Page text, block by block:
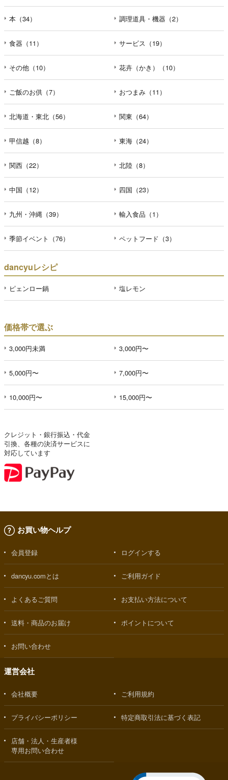
本（34） 調理道具・機器（2）
食器（11） サービス（19）
その他（10） 花卉（かき）（10）
ご飯のお供（7） おつまみ（11）
北海道・東北（56） 関東（64）
甲信越（8） 東海（24）
関西（22） 北陸（8）
中国（12） 四国（23）
九州・沖縄（39） 輸入食品（1）
季節イベント（76） ペットフード（3）
dancyuレシピ
ピェンロー鍋 塩レモン
価格帯で選ぶ
3,000円未満 3,000円〜
5,000円〜 7,000円〜
10,000円〜 15,000円〜
クレジット・銀行振込・代金
引換、各種の決済サービスに
対応しています
お買い物ヘルプ
会員登録 ログインする
dancyu.comとは ご利用ガイド
よくあるご質問 お支払い方法について
送料・商品のお届け ポイントについて
お問い合わせ
運営会社
会社概要 ご利用規約
プライバシーポリシー 特定商取引法に基づく表記
店舗・法人・生産者様
専用お問い合わせ